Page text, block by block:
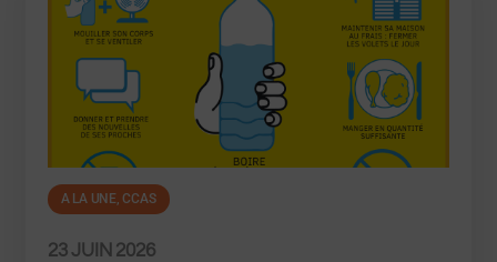
A LA UNE, CCAS
23 JUIN 2026